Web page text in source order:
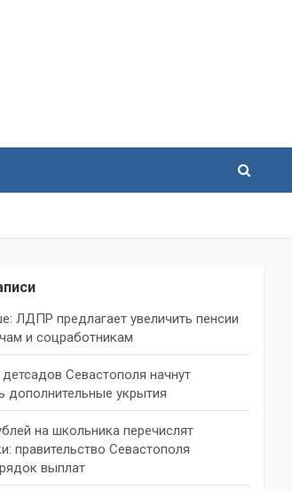
ЛДПР предлагает увеличить пенсии
и соцработникам
Севастополя начнут
дополнительные укрытия
на школьника перечислят
правительство Севастополя
выплат